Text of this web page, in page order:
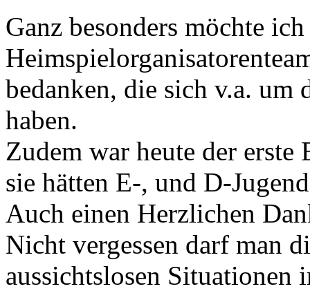
Ganz besonders möchte
bedanken, die sich v.a. um
haben.
Zudem war heute der erste
sie hätten E-, und D-
Auch einen Herzlichen
Nicht vergessen darf man
aussichtslosen Situationen